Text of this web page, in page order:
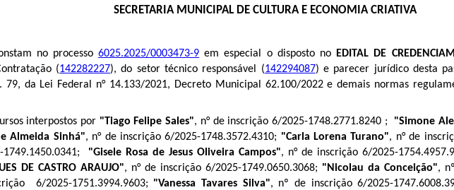
SECRETARIA MUNICIPAL DE CULTURA E ECONOMIA CRIATIVA
no processo6025.2025/0003473-9 em especial o disposto no EDITAL DE
(142282227), do setor técnico responsável (142294087) e parecer jurídico desta
da Lei Federal n° 14.133/2021, Decreto Municipal 62.100/2022 e demais normas
interpostos por "Tiago Felipe Sales", n° de inscrição 6/2025-1748.2771.8240 ; "Simone
Almeida Sinhá", n° de inscrição 6/2025-1748.3572.4310; "Carla Lorena Turano", n° de
"Gisele Rosa de Jesus Oliveira Campos", n° de inscrição 6/2025-
DE CASTRO ARAUJO", n° de inscrição 6/2025-1749.0650.3068; "Nicolau da Conceição",
6/2025-1751.3994.9603; "Vanessa Tavares Silva", nº de inscrição 6/2025-